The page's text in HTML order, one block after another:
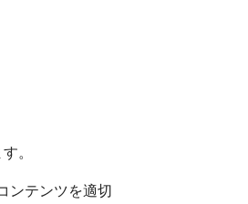
。
ンテンツを適切